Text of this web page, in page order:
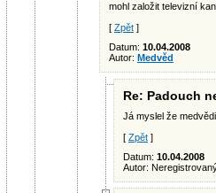
mohl založit televizní
[ Zpět ]
Datum: 10.04.2008
Autor: Medvěd
Re: Padouch
Já myslel že
[ Zpět ]
Datum: 10.04.2008
Autor: